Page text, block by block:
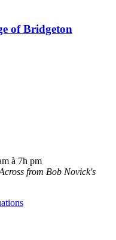
of Bridgeton
à 7h pm
from Bob Novick's